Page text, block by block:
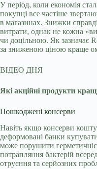
У період, коли економія
покупці все частіше
в магазинах. Знижки
витрати, однак не кожна
чи доцільною. Як зазначає
за зниженою ціною краще
ВІДЕО ДНЯ
Які акційні продукти
Пошкоджені консерви
Навіть якщо консерви
деформовані банки
може порушити
потрапляння бактерій
отруєння та серйозних